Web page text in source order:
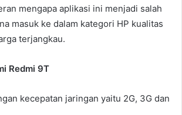
mengapa aplikasi ini menjadi salah
masuk ke dalam kategori HP kualitas
terjangkau.
Redmi 9T
kecepatan jaringan yaitu 2G, 3G dan